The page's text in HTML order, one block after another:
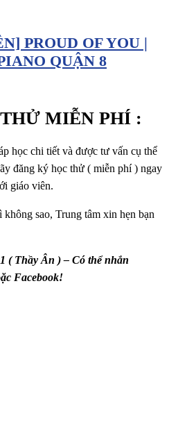
PROUD OF YOU |
QUẬN 8
MIỄN PHÍ :
học chi tiết và được tư vấn cụ thể
đăng ký học thử ( miễn phí ) ngay
giáo viên.
sao, Trung tâm xin hẹn bạn
( Thầy Ân ) – Có thể nhắn
Facebook!